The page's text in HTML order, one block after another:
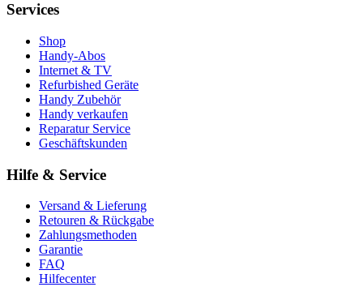
Services
Shop
Handy-Abos
Internet & TV
Refurbished Geräte
Handy Zubehör
Handy verkaufen
Reparatur Service
Geschäftskunden
Hilfe & Service
Versand & Lieferung
Retouren & Rückgabe
Zahlungsmethoden
Garantie
FAQ
Hilfecenter